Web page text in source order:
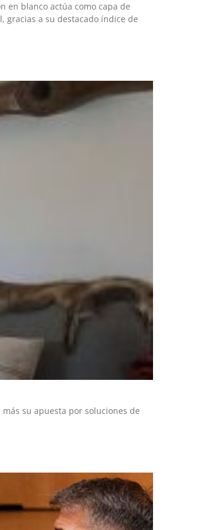
en blanco actúa como capa de
gracias a su destacado índice de
su apuesta por soluciones de